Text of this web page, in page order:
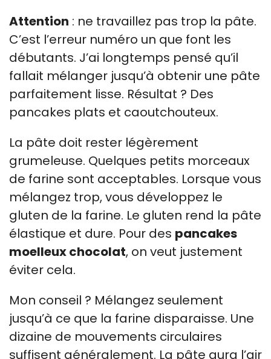
Attention : ne travaillez pas trop la pâte.
C’est l’erreur numéro un que font les
débutants. J’ai longtemps pensé qu’il
fallait mélanger jusqu’à obtenir une pâte
parfaitement lisse. Résultat ? Des
pancakes plats et caoutchouteux.
La pâte doit rester légèrement
grumeleuse. Quelques petits morceaux
de farine sont acceptables. Lorsque vous
mélangez trop, vous développez le
gluten de la farine. Le gluten rend la pâte
élastique et dure. Pour des pancakes
moelleux chocolat, on veut justement
éviter cela.
Mon conseil ? Mélangez seulement
jusqu’à ce que la farine disparaisse. Une
dizaine de mouvements circulaires
suffisent généralement. La pâte aura l’air